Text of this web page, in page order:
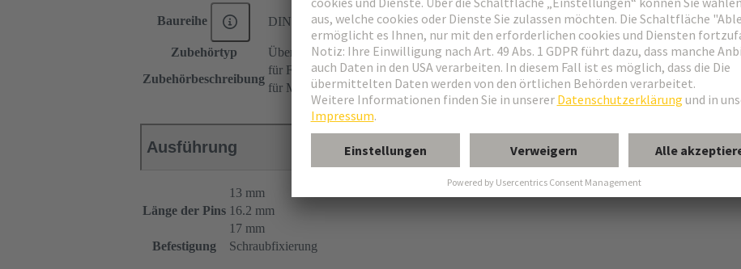
Baureihe DIN 41612
Zubehörtyp
Übergaberahmen
Zubehörbeschreibung
für Federleisten Bauform C
für Messerleisten Bauform R
Ausführung
Länge der Pins
13 mm
16.2 mm
17 mm
Befestigung
Schraubfixierung